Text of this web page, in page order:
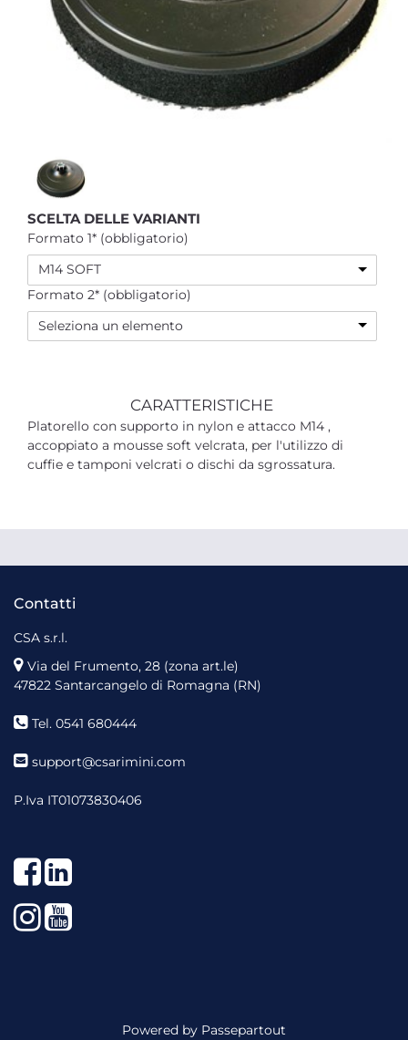
SCELTA DELLE VARIANTI
Formato 1* (obbligatorio)
M14 SOFT
Formato 2* (obbligatorio)
Seleziona un elemento
CARATTERISTICHE
Platorello con supporto in nylon e attacco M14 ,
accoppiato a mousse soft velcrata, per l'utilizzo di
cuffie e tamponi velcrati o dischi da sgrossatura.
Contatti
CSA s.r.l.
Via del Frumento, 28 (zona art.le)
47822 Santarcangelo di Romagna (RN)
Tel. 0541 680444
support@csarimini.com
P.Iva IT01073830406
Facebook
LinkedIn
Instagram
YouTube
Powered by Passepartout